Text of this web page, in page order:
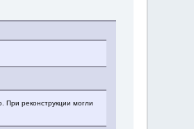
При реконструкции могли